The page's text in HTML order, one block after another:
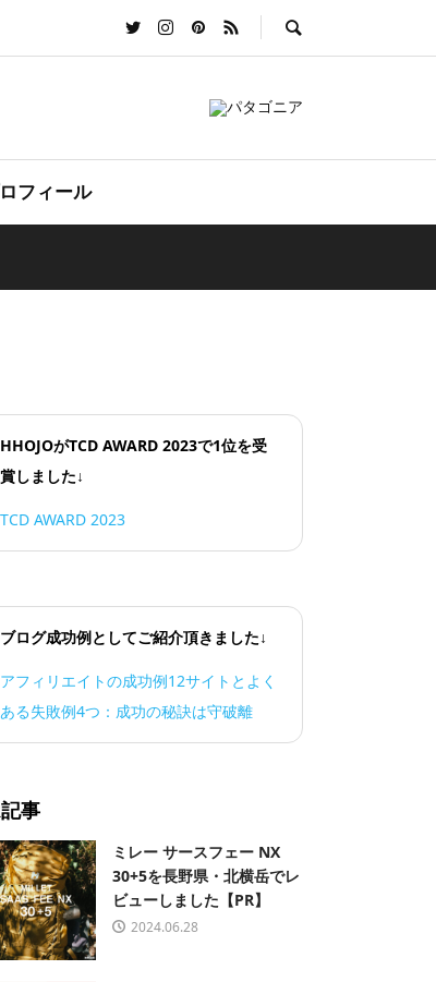
フィール
HHOJOがTCD AWARD 2023で1位を受
賞しました↓
TCD AWARD 2023
ブログ成功例としてご紹介頂きました↓
アフィリエイトの成功例12サイトとよく
ある失敗例4つ：成功の秘訣は守破離
事
ミレー サースフェー NX
30+5を長野県・北横岳でレ
ビューしました【PR】
2024.06.28